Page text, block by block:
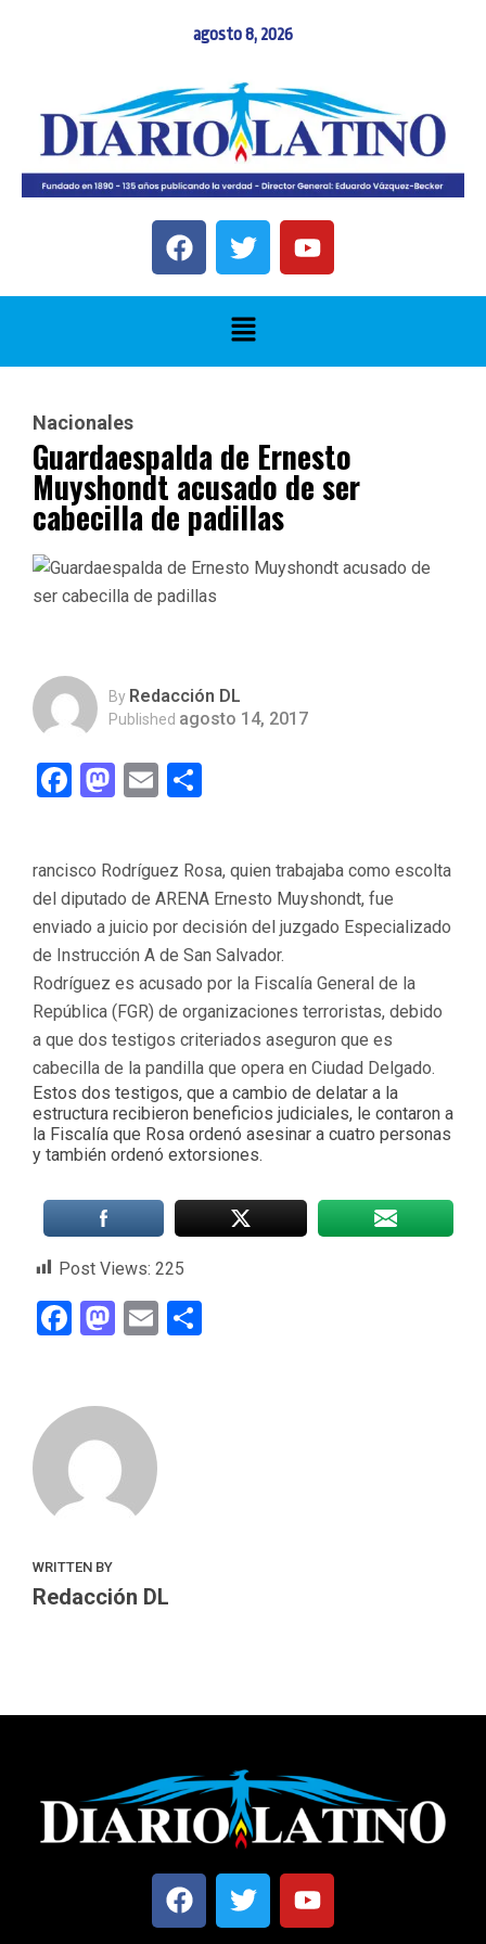
agosto 8, 2026
Nacionales
Guardaespalda de Ernesto
Muyshondt acusado de ser
cabecilla de padillas
By Redacción DL
Published agosto 14, 2017
Facebook
Mastodon
Email
rancisco Rodríguez Rosa, quien trabajaba como escolta
del diputado de ARENA Ernesto Muyshondt, fue
enviado a juicio por decisión del juzgado Especializado
de Instrucción A de San Salvador.
Rodríguez es acusado por la Fiscalía General de la
República (FGR) de organizaciones terroristas, debido
a que dos testigos criteriados aseguron que es
cabecilla de la pandilla que opera en Ciudad Delgado.
Estos dos testigos, que a cambio de delatar a la
estructura recibieron beneficios judiciales, le contaron a
la Fiscalía que Rosa ordenó asesinar a cuatro personas
y también ordenó extorsiones.
Post Views: 225
Facebook
Mastodon
Email
WRITTEN BY
Redacción DL